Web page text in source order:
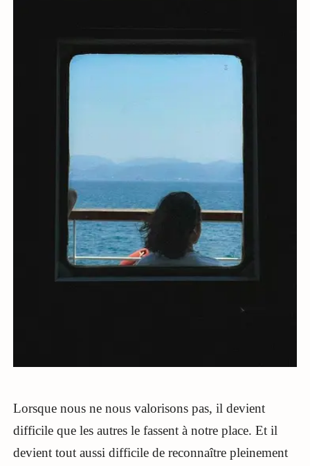
Lorsque nous ne nous valorisons pas, il devient
difficile que les autres le fassent à notre place. Et il
devient tout aussi difficile de reconnaître pleinement